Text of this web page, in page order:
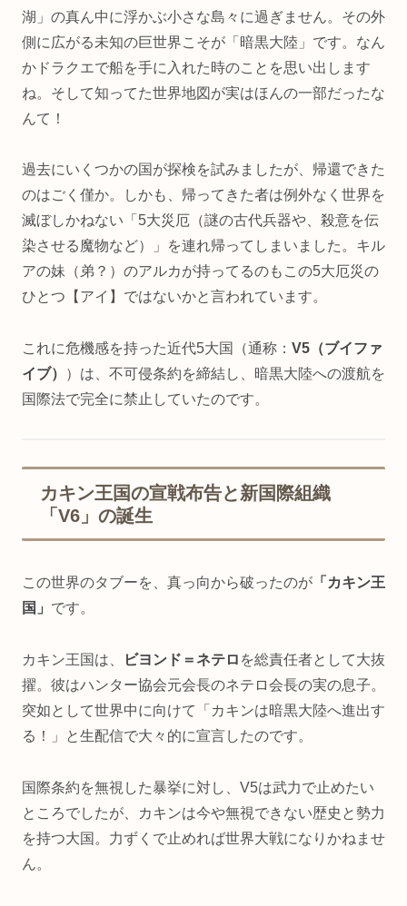
湖」の真ん中に浮かぶ小さな島々に過ぎません。その外
側に広がる未知の巨世界こそが「暗黒大陸」です。なん
かドラクエで船を手に入れた時のことを思い出します
ね。そして知ってた世界地図が実はほんの一部だったな
んて！
過去にいくつかの国が探検を試みましたが、帰還できた
のはごく僅か。しかも、帰ってきた者は例外なく世界を
滅ぼしかねない「5大災厄（謎の古代兵器や、殺意を伝
染させる魔物など）」を連れ帰ってしまいました。キル
アの妹（弟？）のアルカが持ってるのもこの5大厄災の
ひとつ【アイ】ではないかと言われています。
これに危機感を持った近代5大国（通称： V5（ブイファ
イブ）
）は、不可侵条約を締結し、暗黒大陸への渡航を
国際法で完全に禁止していたのです。
カキン王国の宣戦布告と新国際組織
「V6」の誕生
この世界のタブーを、真っ向から破ったのが 「カキン王
国」 です。
カキン王国は、 ビヨンド＝ネテロ を総責任者として大抜
擢。彼はハンター協会元会長のネテロ会長の実の息子。
突如として世界中に向けて「カキンは暗黒大陸へ進出す
る！」と生配信で大々的に宣言したのです。
国際条約を無視した暴挙に対し、V5は武力で止めたい
ところでしたが、カキンは今や無視できない歴史と勢力
を持つ大国。力ずくで止めれば世界大戦になりかねませ
ん。